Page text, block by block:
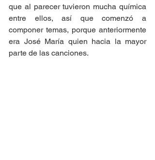
que al parecer tuvieron mucha química
entre ellos, así que comenzó a
componer temas, porque anteriormente
era José María quien hacia la mayor
parte de las canciones.